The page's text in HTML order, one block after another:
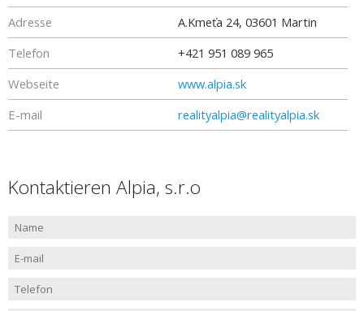
Adresse A.Kmeťa 24, 03601 Martin
Telefon
+421 951 089 965
Webseite
www.alpia.sk
E-mail
realityalpia@realityalpia.sk
Kontaktieren Alpia, s.r.o